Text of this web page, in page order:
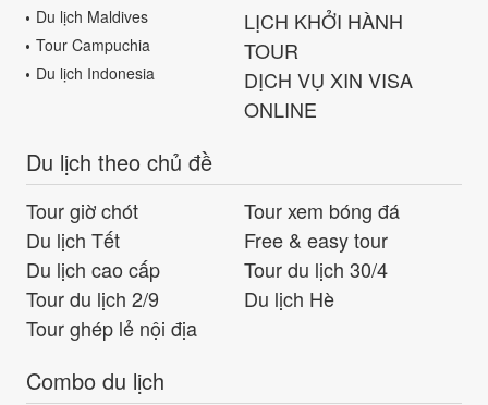
Du lịch Maldives
Tour Campuchia
Du lịch Indonesia
LỊCH KHỞI HÀNH
TOUR
DỊCH VỤ XIN VISA
ONLINE
Du lịch theo chủ đề
Tour giờ chót
Tour xem bóng đá
Du lịch Tết
Free & easy tour
Du lịch cao cấp
Tour du lịch 30/4
Tour du lịch 2/9
Du lịch Hè
Tour ghép lẻ nội địa
Combo du lịch